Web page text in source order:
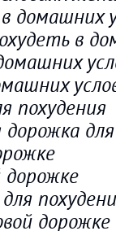
домашних
в
похудения
дорожке
дорожке